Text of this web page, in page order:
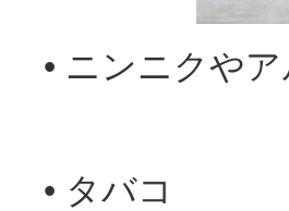
• ニンニクや
• タバコ